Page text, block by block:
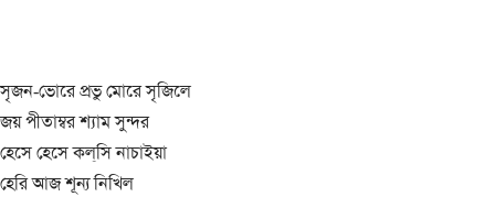
সৃজন-ভোরে প্রভু মোরে সৃজিলে
জয় পীতাম্বর শ্যাম সুন্দর
হেসে হেসে কল্‌সি নাচাইয়া
হেরি আজ শূন্য নিখিল